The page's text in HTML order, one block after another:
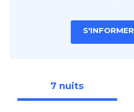
S'INFORMER
7 nuits